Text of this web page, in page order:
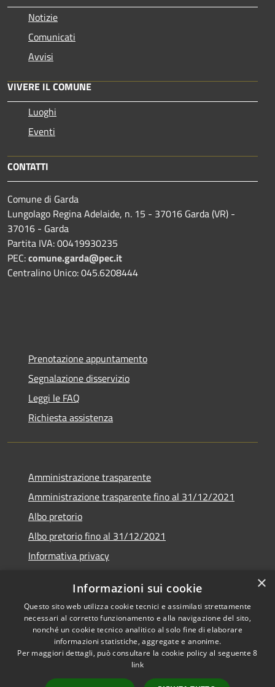
Notizie
Comunicati
Avvisi
VIVERE IL COMUNE
Luoghi
Eventi
CONTATTI
Comune di Garda
Lungolago Regina Adelaide, n. 15 - 37016 Garda (VR) -
37016 - Garda
Partita IVA: 00419930235
PEC:comune.garda@pec.it
Centralino Unico: 045.6208444
Prenotazione appuntamento
Segnalazione disservizio
Leggi le FAQ
Richiesta assistenza
Amministrazione trasparente
Amministrazione trasparente fino al 31/12/2021
Albo pretorio
Albo pretorio fino al 31/12/2021
Informativa privacy
Dichiarazione di accessibilità
RSS
Copyright © 2026 • Comune di
×
Informazioni sui cookie
Questo sito web utilizza cookie tecnici e assimilati strettamente
necessari al corretto funzionamento e alla navigazione del sito,
nonché un cookie tecnico analitico al solo fine di elaborare
informazioni statistiche, aggregate e anonime.
Per maggiori dettagli, può consultare la cookie policy al seguente8
link